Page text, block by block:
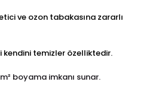
ve ozon tabakasına zararlı
kendini temizler özelliktedir.
boyama imkanı sunar.